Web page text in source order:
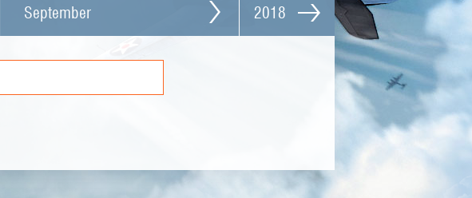
September 2018